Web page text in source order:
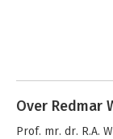
Europees
Belastingrecht -
deel B
Over Redmar
Prof. mr. dr. R.A.